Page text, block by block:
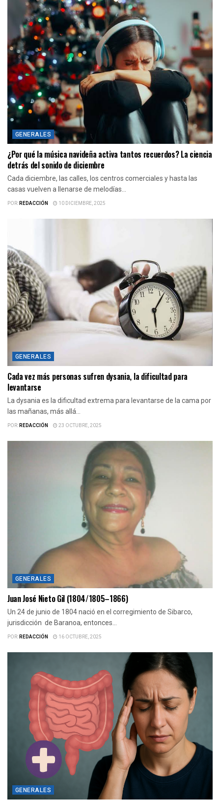
GENERALES
¿Por qué la música navideña activa tantos recuerdos? La ciencia
detrás del sonido de diciembre
Cada diciembre, las calles, los centros comerciales y hasta las
casas vuelven a llenarse de melodías...
POR:REDACCIÓN 10 DICIEMBRE, 2025
GENERALES
Cada vez más personas sufren dysania, la dificultad para
levantarse
La dysania es la dificultad extrema para levantarse de la cama por
las mañanas, más allá...
POR:REDACCIÓN 23 OCTUBRE, 2025
GENERALES
Juan José Nieto Gil (1804/1805–1866)
Un 24 de junio de 1804 nació en el corregimiento de Sibarco,
jurisdicción de Baranoa, entonces...
POR:REDACCIÓN 16 OCTUBRE, 2025
GENERALES